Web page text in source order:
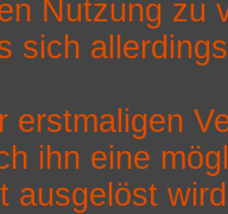
Nutzung zu
sich
erstmaligen
ihn eine
ausgelöst